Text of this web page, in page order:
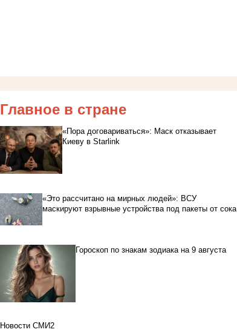
Главное в стране
«Пора договариваться»: Маск отказывает
Киеву в Starlink
«Это рассчитано на мирных людей»: ВСУ
маскируют взрывные устройства под пакеты от сока
Гороскоп по знакам зодиака на 9 августа
Новости СМИ2